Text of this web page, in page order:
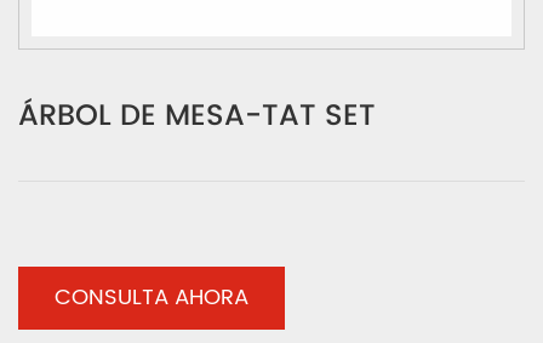
ÁRBOL DE MESA-TAT SET
CONSULTA AHORA